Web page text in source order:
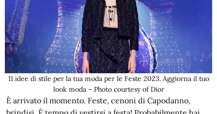
11 idee di stile per la tua moda per le Feste 2023. Aggiorna il tuo
look moda – Photo courtesy of Dior
È arrivato il momento. Feste, cenoni di Capodanno,